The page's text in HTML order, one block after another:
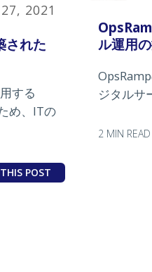
2021
された
する
め、ITの
POST
ル運用
ジタルサ
2 MIN READ